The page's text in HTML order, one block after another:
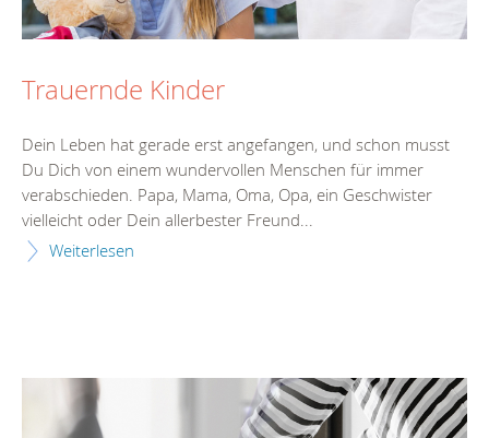
Trauernde Kinder
Dein Leben hat gerade erst angefangen, und schon musst
Du Dich von einem wundervollen Menschen für immer
verabschieden. Papa, Mama, Oma, Opa, ein Geschwister
vielleicht oder Dein allerbester Freund...
Weiterlesen